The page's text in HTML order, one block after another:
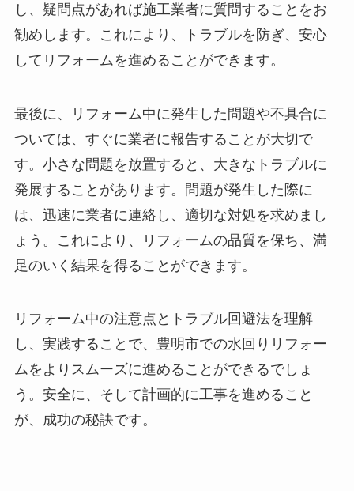
し、疑問点があれば施工業者に質問することをお
勧めします。これにより、トラブルを防ぎ、安心
してリフォームを進めることができます。
最後に、リフォーム中に発生した問題や不具合に
ついては、すぐに業者に報告することが大切で
す。小さな問題を放置すると、大きなトラブルに
発展することがあります。問題が発生した際に
は、迅速に業者に連絡し、適切な対処を求めまし
ょう。これにより、リフォームの品質を保ち、満
足のいく結果を得ることができます。
リフォーム中の注意点とトラブル回避法を理解
し、実践することで、豊明市での水回りリフォー
ムをよりスムーズに進めることができるでしょ
う。安全に、そして計画的に工事を進めること
が、成功の秘訣です。